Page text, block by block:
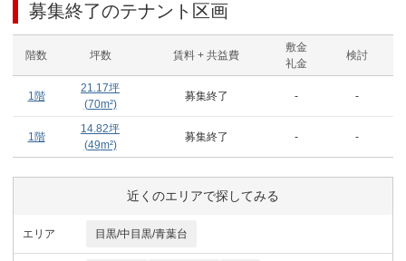
募集終了のテナント区画
階数 坪数 賃料 + 共益費
敷金
礼金
検討
1階
21.17坪
(70m²)
募集終了 - -
1階
14.82坪
(49m²)
募集終了 - -
近くのエリアで探してみる
エリア 目黒/中目黒/青葉台